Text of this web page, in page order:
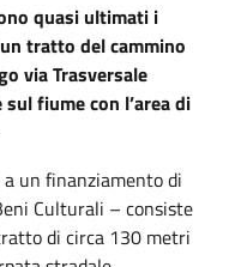
quasi ultimati i
tratto del cammino
via Trasversale
fiume con l’area di
un finanziamento di
Culturali – consiste
di circa 130 metri